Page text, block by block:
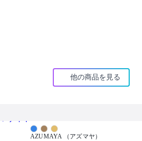
反映しており、その美しさを損なうことは
で、中国語では性別に関わらない普遍的な人
デンティティを示します。
なのです。
、人と待ち合わせしたり、人と交流したり、
他の商品を見る
AZUMAYA （アズマヤ）